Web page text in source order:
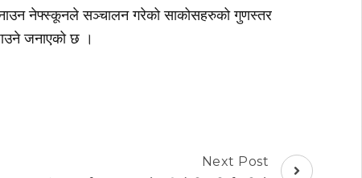
नेफ्स्कूनले सञ्चालन गरेको साकोसहरुको गुणस्तर
जनाएको छ ।
Next Post